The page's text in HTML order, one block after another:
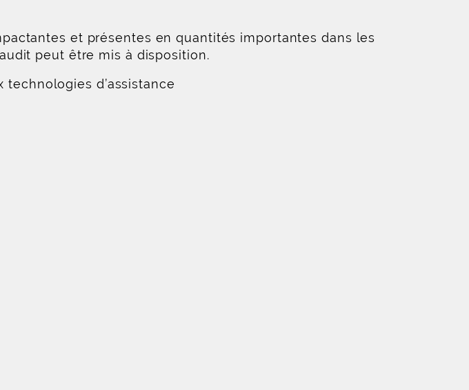
et présentes en quantités importantes dans les
peut être mis à disposition.
technologies d’assistance